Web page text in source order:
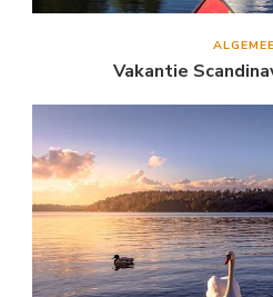
Vakantie